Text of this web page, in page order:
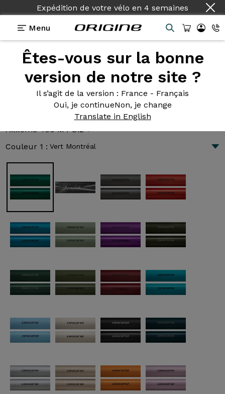
Expédition de votre vélo en 4 semaines
Menu
Êtes-vous sur la bonne
version de notre site ?
Il s’agit de la version : France - Français
Oui, je continueNon, je change
Translate in English
Présentation
Axxome 400 M4 Di2 +
Axxome 400 M4 Di2 +
Couleur 1 : Vert Montréal